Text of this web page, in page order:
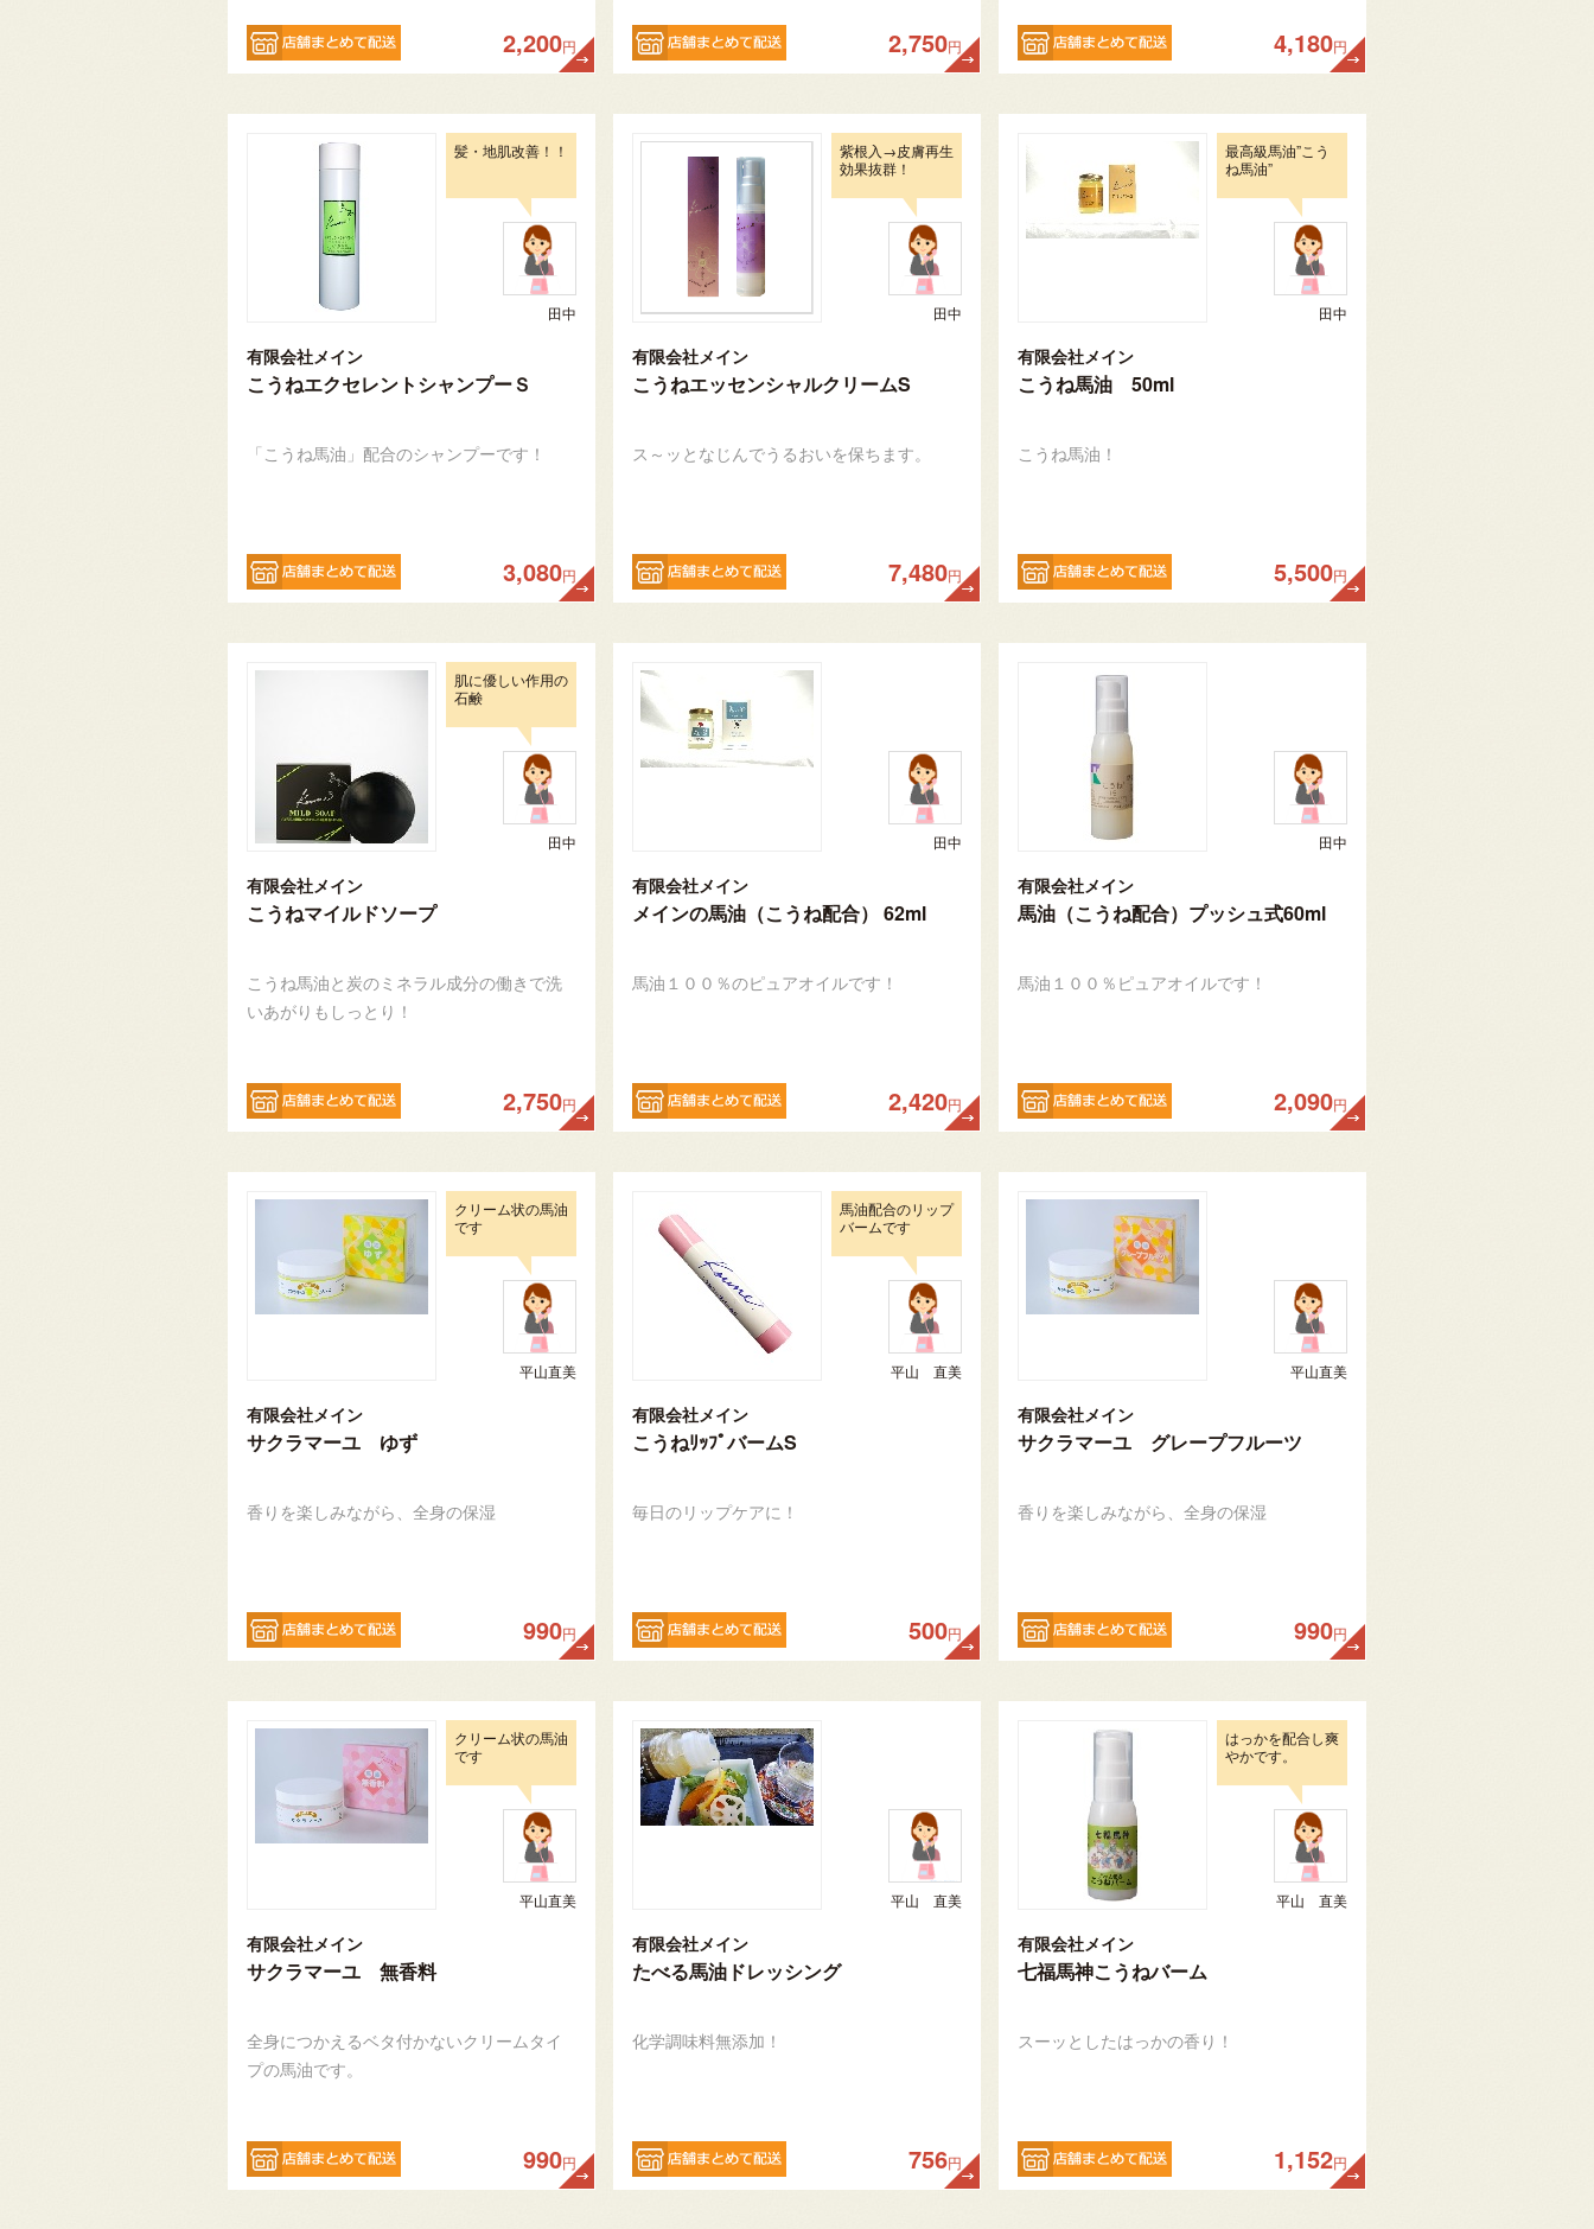
2,200円 2,750円 4,180円
髪・地肌改善！！
田中
有限会社メイン
こうねエクセレントシャンプーＳ
「こうね馬油」配合のシャンプーです！
3,080円
紫根入→皮膚再生
効果抜群！
田中
有限会社メイン
こうねエッセンシャルクリームS
ス～ッとなじんでうるおいを保ちます。
7,480円
最高級馬油”こう
ね馬油”
田中
有限会社メイン
こうね馬油 50ml
こうね馬油！
5,500円
肌に優しい作用の
石鹸
田中
有限会社メイン
こうねマイルドソープ
こうね馬油と炭のミネラル成分の働きで洗
いあがりもしっとり！
2,750円
田中
有限会社メイン
メインの馬油（こうね配合） 62ml
馬油１００％のピュアオイルです！
2,420円
田中
有限会社メイン
馬油（こうね配合）プッシュ式60ml
馬油１００％ピュアオイルです！
2,090円
クリーム状の馬油
です
平山直美
有限会社メイン
サクラマーユ ゆず
香りを楽しみながら、全身の保湿
990円
馬油配合のリップ
バームです
平山 直美
有限会社メイン
こうねﾘｯﾌﾟバームS
毎日のリップケアに！
500円
平山直美
有限会社メイン
サクラマーユ グレープフルーツ
香りを楽しみながら、全身の保湿
990円
クリーム状の馬油
です
平山直美
有限会社メイン
サクラマーユ 無香料
全身につかえるベタ付かないクリームタイ
プの馬油です。
990円
平山 直美
有限会社メイン
たべる馬油ドレッシング
化学調味料無添加！
756円
はっかを配合し爽
やかです。
平山 直美
有限会社メイン
七福馬神こうねバーム
スーッとしたはっかの香り！
1,152円